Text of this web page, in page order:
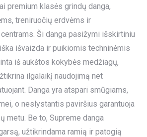
premium klasės grindų danga,
treniruočių erdvėms ir
Ši danga pasižymi išskirtiniu
išvaizda ir puikiomis techninėmis
iš aukštos kokybės medžiagų,
ilgalaikį naudojimą net
Danga yra atspari smūgiams,
o neslystantis paviršius garantuoja
metu. Be to, Supreme danga
užtikrindama ramią ir patogią